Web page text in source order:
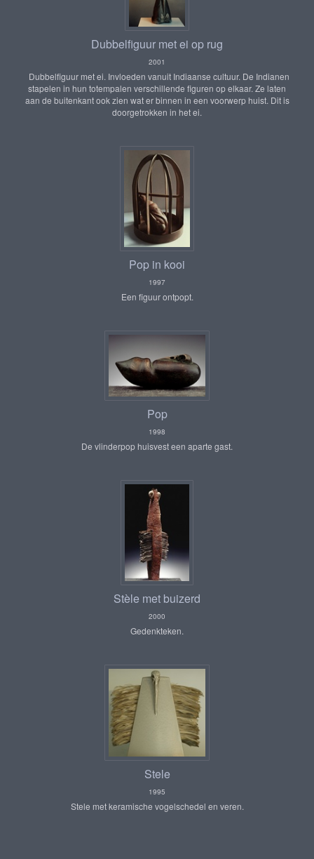
Dubbelfiguur met ei op rug
2001
Dubbelfiguur met ei. Invloeden vanuit Indiaanse cultuur. De Indianen
stapelen in hun totempalen verschillende figuren op elkaar. Ze laten
aan de buitenkant ook zien wat er binnen in een voorwerp huist. Dit is
doorgetrokken in het ei.
Pop in kooi
1997
Een figuur ontpopt.
Pop
1998
De vlinderpop huisvest een aparte gast.
Stèle met buizerd
2000
Gedenkteken.
Stele
1995
Stele met keramische vogelschedel en veren.